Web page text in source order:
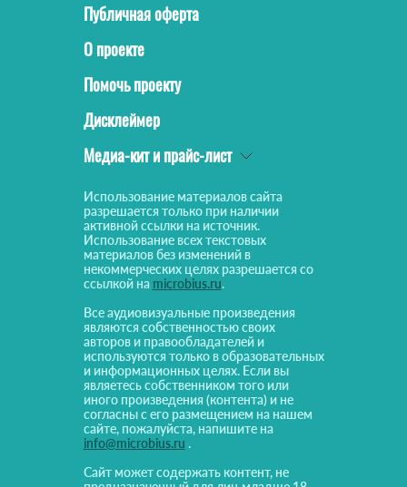
Публичная оферта
О проекте
Помочь проекту
Дисклеймер
Медиа-кит и прайс-лист
Использование материалов сайта
разрешается только при наличии
активной ссылки на источник.
Использование всех текстовых
материалов без изменений в
некоммерческих целях разрешается со
ссылкой на microbius.ru.
Все аудиовизуальные произведения
являются собственностью своих
авторов и правообладателей и
используются только в образовательных
и информационных целях. Если вы
являетесь собственником того или
иного произведения (контента) и не
согласны с его размещением на нашем
сайте, пожалуйста, напишите на
info@microbius.ru .
Сайт может содержать контент, не